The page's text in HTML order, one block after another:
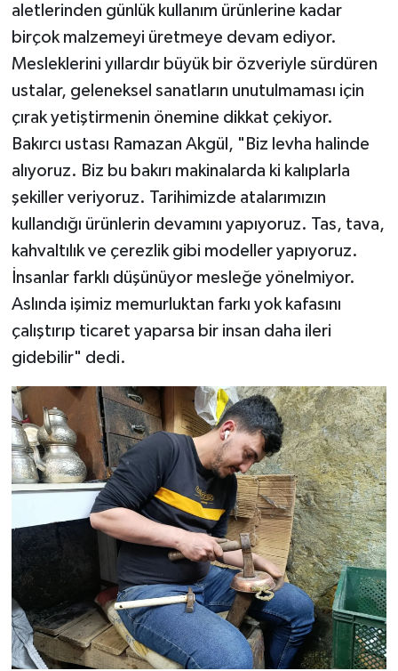
aletlerinden günlük kullanım ürünlerine kadar
birçok malzemeyi üretmeye devam ediyor.
Mesleklerini yıllardır büyük bir özveriyle sürdüren
ustalar, geleneksel sanatların unutulmaması için
çırak yetiştirmenin önemine dikkat çekiyor.
Bakırcı ustası Ramazan Akgül, "Biz levha halinde
alıyoruz. Biz bu bakırı makinalarda ki kalıplarla
şekiller veriyoruz. Tarihimizde atalarımızın
kullandığı ürünlerin devamını yapıyoruz. Tas, tava,
kahvaltılık ve çerezlik gibi modeller yapıyoruz.
İnsanlar farklı düşünüyor mesleğe yönelmiyor.
Aslında işimiz memurluktan farkı yok kafasını
çalıştırıp ticaret yaparsa bir insan daha ileri
gidebilir" dedi.